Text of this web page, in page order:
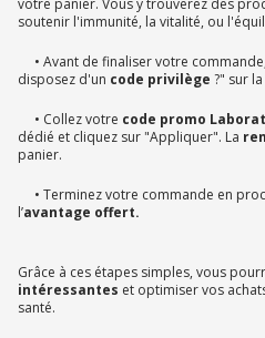
votre panier. Vous y trouverez des
soutenir l'immunité, la vitalité, ou
• Avant de finaliser votre
disposez d'un code privilège ?" sur
• Collez votre code promo
dédié et cliquez sur "Appliquer". La
panier.
• Terminez votre commande en
l’avantage offert.
Grâce à ces étapes simples, vous
intéressantes et optimiser vos
santé.